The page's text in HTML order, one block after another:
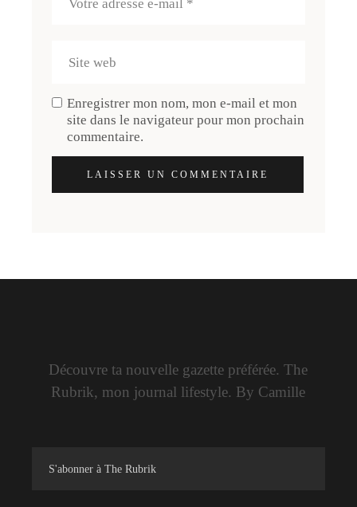
Enregistrer mon nom, mon e-mail et mon
site dans le navigateur pour mon prochain
commentaire.
LAISSER UN COMMENTAIRE
Découvre ta nouvelle gazette préférée. The
Rubrik, mon journal lifestyle. By Camille